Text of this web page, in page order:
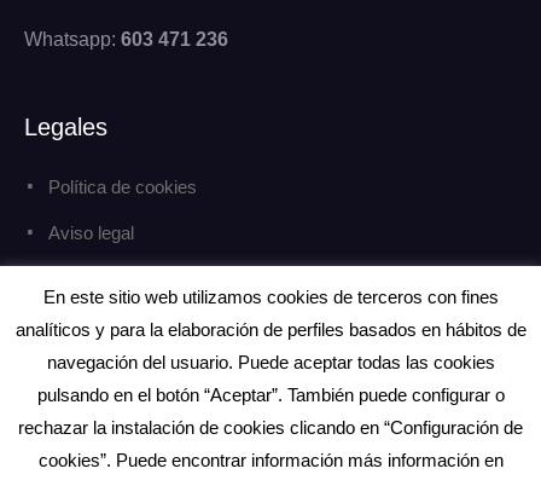
Whatsapp: 603 471 236
Legales
Política de cookies
Aviso legal
Copyright © Todos los derechos reservados.
eCommerce Gem porProDesigns
En este sitio web utilizamos cookies de terceros con fines
analíticos y para la elaboración de perfiles basados en hábitos de
navegación del usuario. Puede aceptar todas las cookies
pulsando en el botón “Aceptar”. También puede configurar o
rechazar la instalación de cookies clicando en “Configuración de
cookies”. Puede encontrar información más información en